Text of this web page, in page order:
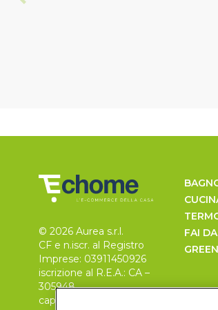
© 2026 Aurea s.r.l.
CF e n.iscr. al Registro
Imprese: 03911450926
iscrizione al R.E.A.: CA –
305948
capitale sociale 30.000
FAI